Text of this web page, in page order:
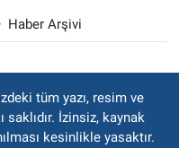
Haber Arşivi
tüm yazı, resim ve
saklıdır. İzinsiz, kaynak
kesinlikle yasaktır.